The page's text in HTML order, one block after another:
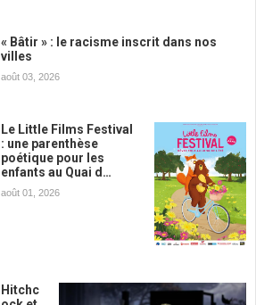
« Bâtir » : le racisme inscrit dans nos
villes
août 03, 2026
Le Little Films Festival
: une parenthèse
poétique pour les
enfants au Quai d…
août 01, 2026
Hitchc